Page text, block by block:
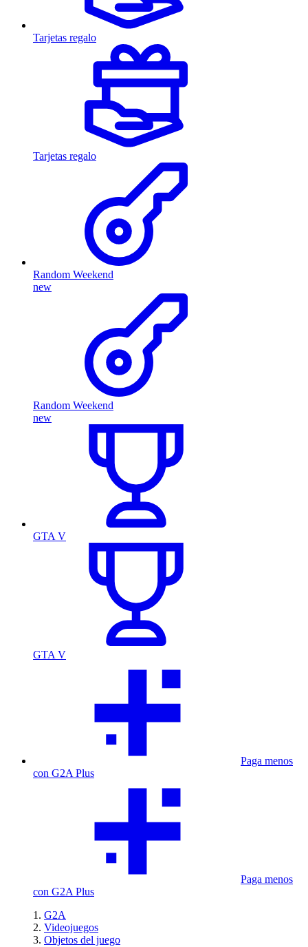
Tarjetas regalo
Tarjetas regalo
Random Weekend
new
Random Weekend
new
GTA V
GTA V
Paga menos
con G2A Plus
Paga menos
con G2A Plus
G2A
Videojuegos
Objetos del juego